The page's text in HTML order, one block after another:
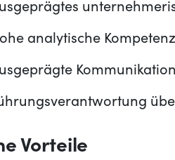
analytische
Vorteile